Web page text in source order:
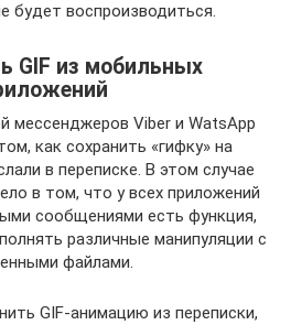
будет воспроизводиться.
GIF из мобильных
мессенджеров Viber и WatsApp
как сохранить «гифку» на
в переписке. В этом случае
в том, что у всех приложений
сообщениями есть функция,
различные манипуляции с
файлами.
GIF-анимацию из переписки,